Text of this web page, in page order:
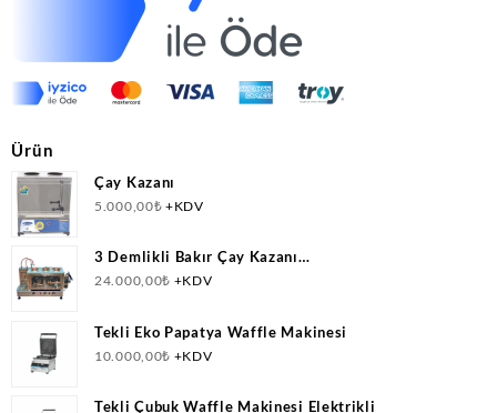
Ürün
Çay Kazanı
5.000,00₺ +KDV
3 Demlikli Bakır Çay Kazanı
Doğalgazlı(CNG)+Elektrikli Ce Belgeli
24.000,00₺ +KDV
Tekli Eko Papatya Waffle Makinesi
10.000,00₺ +KDV
Tekli Çubuk Waffle Makinesi Elektrikli